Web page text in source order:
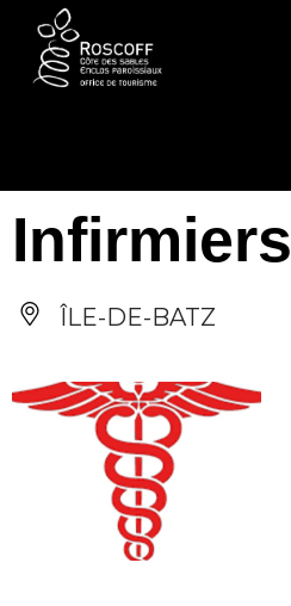
Infirmiers
ÎLE-DE-BATZ
Cookies management panel